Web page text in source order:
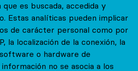
es buscada, accedida y
Estas analíticas pueden implicar
de carácter personal como por
la localización de la conexión, la
o hardware de
no se asocia a los